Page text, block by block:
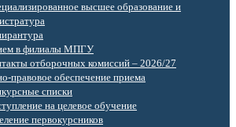
высшее образование и
в филиалы МПГУ
отборочных комиссий – 2026/27
правовое обеспечение приема
списки
на целевое обучение
первокурсников